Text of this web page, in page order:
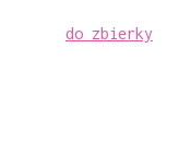
do zbierky